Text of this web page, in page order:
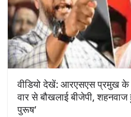
वीडियो देखें: आरएसएस प्रमुख
वार से बौखलाई बीजेपी, शहनवाज
पुरूष’